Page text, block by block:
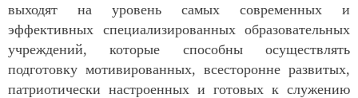
выходят на уровень самых современных и
эффективных специализированных образовательных
учреждений, которые способны осуществлять
подготовку мотивированных, всесторонне развитых,
патриотически настроенных и готовых к служению